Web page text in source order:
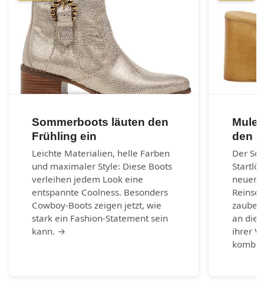
Sommerboots läuten den
Frühling ein
Leichte Materialien, helle Farben
und maximaler Style: Diese Boots
verleihen jedem Look eine
entspannte Coolness. Besonders
Cowboy-Boots zeigen jetzt, wie
stark ein Fashion-Statement sein
kann. →
den
Der
neuen
an die
ihrer